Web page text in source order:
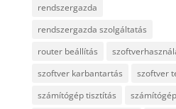
rendszergazda
rendszergazda szolgáltatás
router beállítás
szoftver karbantartás
szoftver
számítógép tisztítás